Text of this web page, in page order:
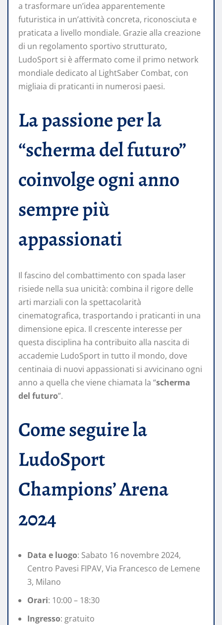
a trasformare un’idea apparentemente
futuristica in un’attività concreta, riconosciuta e
praticata a livello mondiale. Grazie alla creazione
di un regolamento sportivo strutturato,
LudoSport si è affermato come il primo network
mondiale dedicato al LightSaber Combat, con
migliaia di praticanti in numerosi paesi.
La passione per la
“scherma del futuro”
coinvolge ogni anno
sempre più
appassionati
Il fascino del combattimento con spada laser
risiede nella sua unicità: combina il rigore delle
arti marziali con la spettacolarità
cinematografica, trasportando i praticanti in una
dimensione epica. Il crescente interesse per
questa disciplina ha contribuito alla nascita di
accademie LudoSport in tutto il mondo, dove
centinaia di nuovi appassionati si avvicinano ogni
anno a quella che viene chiamata la “scherma
del futuro”.
Come seguire la
LudoSport
Champions’ Arena
2024
Data e luogo: Sabato 16 novembre 2024,
Centro Pavesi FIPAV, Via Francesco de Lemene
3, Milano
Orari: 10:00 – 18:30
Ingresso: gratuito